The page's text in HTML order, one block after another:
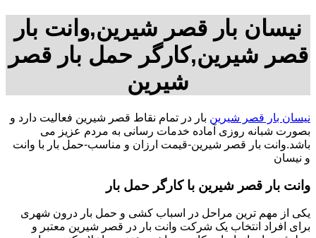
نیسان بار قصر شیرین,وانت بار
قصر شیرین,کارگر حمل بار قصر
شیرین
نیسان بار قصر شیرین بار در تمام نقاط قصر شیرین فعالیت دارد و
بصورت شبانه روزی آماده خدمات رسانی به مردم عزیز می
باشد.وانت بار قصر شیرین-قیمت ارزان و مناسب-حمل بار با وانت
و نیسان
وانت بار قصر شیرین با کارگر حمل بار
یکی از مهم ترین مراحل در اسباب کشی و حمل بار درون شهری
برای افراد انتخاب یک شرکت وانت بار در قصر شیرین معتبر و